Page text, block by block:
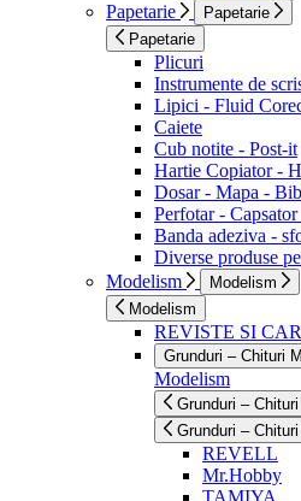
Papetarie
Papetarie
Papetarie
Plicuri
Instrumente de
Lipici - Fluid
Caiete
Cub notite - Post-it
Hartie Copiator -
Dosar - Mapa -
Perfotar -
Banda adeziva -
Diverse produse
Modelism
Modelism
Modelism
REVISTE SI
Grunduri – Chituri
Modelism
Grunduri –
Grunduri –
REVELL
Mr.Hobby